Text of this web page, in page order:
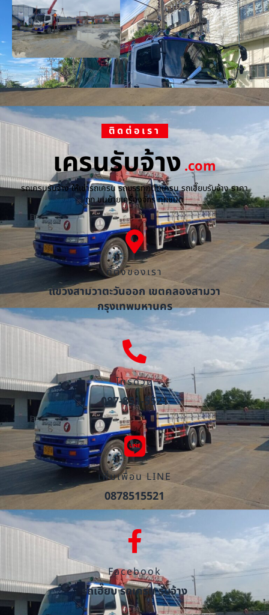
ติดต่อเรา
เครนรับจ้าง.com
รถเครนรับจ้าง ให้เช่ารถเครน รถบรรทุกติดเครน รถเฮี๊ยบรับจ้าง ราคา
ถูก ขนย้ายเครื่องจักร ทุกชนิด
ที่ตั้งของเรา
แขวงสามวาตะวันออก เขตคลองสามวา
กรุงเทพมหานคร
โทรด่วน
087-851-5521
เพิ่มเพื่อน LINE
0878515521
Facebook
รถเฮี๊ยบ รถเครน รับจ้าง